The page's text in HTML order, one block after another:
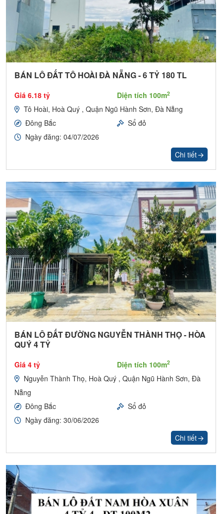
BÁN LÔ ĐẤT TÔ HOÀI ĐÀ NẴNG - 6 TỶ 180 TL
Giá 6.18 tỷ Diện tích 100m2
Tô Hoài, Hoà Quý , Quận Ngũ Hành Sơn, Đà Nẵng
Đông Bắc
Sổ đỏ
Ngày đăng: 04/07/2026
Chi tiết
BÁN LÔ ĐẤT ĐƯỜNG NGUYỄN THÀNH THỌ - HÒA
QUÝ 4 TỶ
Giá 4 tỷ Diện tích 100m2
Nguyễn Thành Thọ, Hoà Quý , Quận Ngũ Hành Sơn, Đà
Nẵng
Đông Bắc
Sổ đỏ
Ngày đăng: 30/06/2026
Chi tiết